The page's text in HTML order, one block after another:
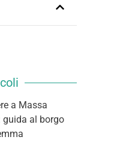
a Massa
al borgo